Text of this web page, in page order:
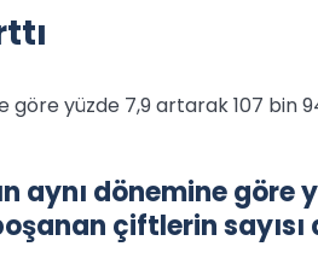
göre yüzde 7,9 artarak 107 bin
aynı dönemine göre
çiftlerin sayısı